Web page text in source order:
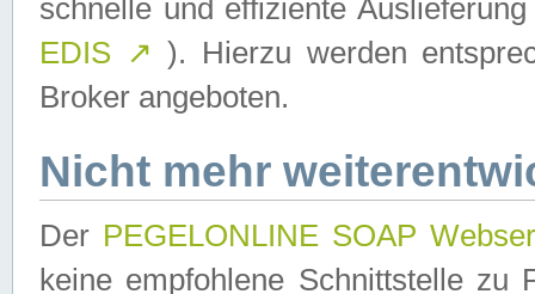
schnelle und effiziente
EDIS ↗ ). Hierzu werden
Broker angeboten.
Nicht mehr
Der PEGELONLINE SOAP
keine empfohlene Schnittstelle zu